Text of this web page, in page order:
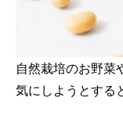
自然栽培のお野菜
気にしようとする